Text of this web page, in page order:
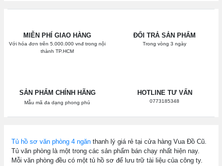
MIỄN PHÍ GIAO HÀNG
Với hóa đơn trên 5.000.000 vnđ trong nội
thành TP.HCM
ĐỔI TRẢ SẢN PHẨM
Trong vòng 3 ngày
SẢN PHẨM CHÍNH HÃNG
Mẫu mã đa dạng phong phú
HOTLINE TƯ VẤN
0773185348
Tủ hồ sơ văn phòng 4 ngăn thanh lý giá rẻ tại cửa hàng Vua Đồ Cũ.
Tủ văn phòng là một trong các sản phẩm bán chạy nhất hiện nay.
Mỗi văn phòng đều có một tủ hồ sơ để lưu trữ tài liệu của công ty.